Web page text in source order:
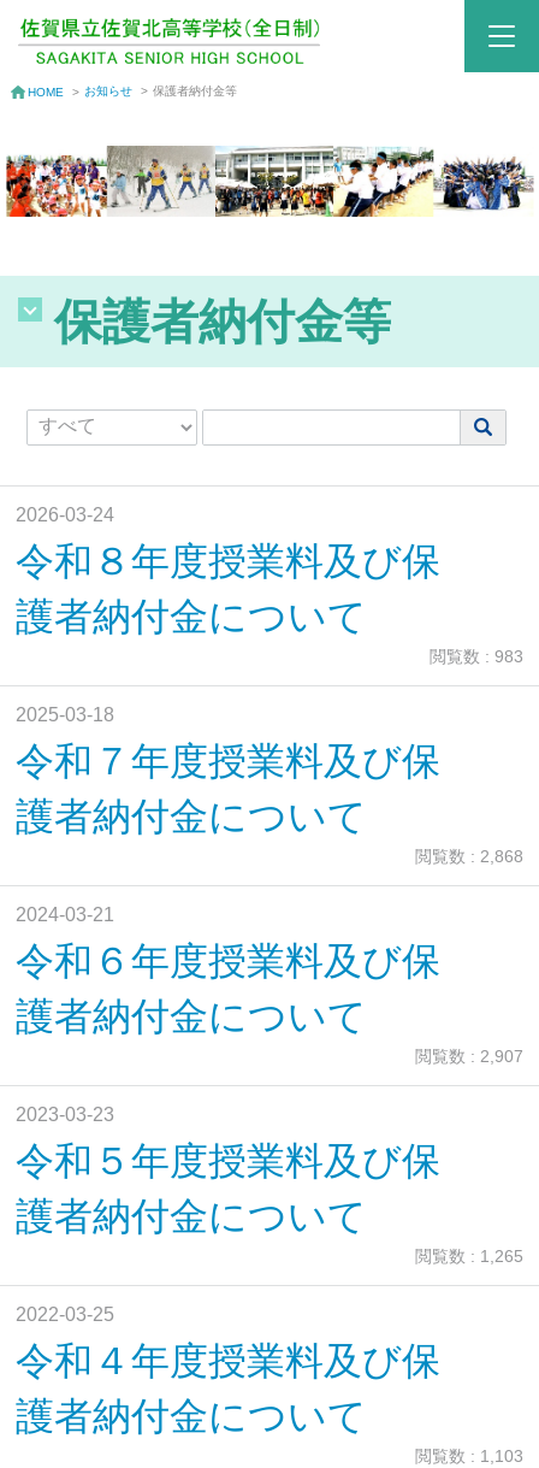
HOME > お知らせ > 保護者納付金等
保護者納付金等
2026-03-24
令和８年度授業料及び保
護者納付金について
閲覧数 : 983
2025-03-18
令和７年度授業料及び保
護者納付金について
閲覧数 : 2,868
2024-03-21
令和６年度授業料及び保
護者納付金について
閲覧数 : 2,907
2023-03-23
令和５年度授業料及び保
護者納付金について
閲覧数 : 1,265
2022-03-25
令和４年度授業料及び保
護者納付金について
閲覧数 : 1,103